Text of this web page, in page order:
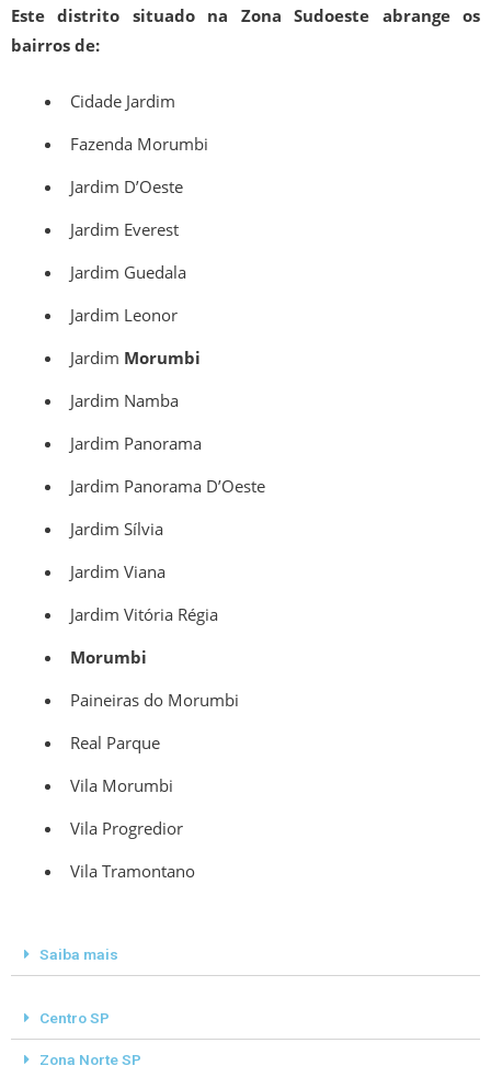
Este distrito situado na Zona Sudoeste abrange os
bairros de:
Cidade Jardim
Fazenda Morumbi
Jardim D’Oeste
Jardim Everest
Jardim Guedala
Jardim Leonor
Jardim Morumbi
Jardim Namba
Jardim Panorama
Jardim Panorama D’Oeste
Jardim Sílvia
Jardim Viana
Jardim Vitória Régia
Morumbi
Paineiras do Morumbi
Real Parque
Vila Morumbi
Vila Progredior
Vila Tramontano
Saiba mais
Centro SP
Zona Norte SP